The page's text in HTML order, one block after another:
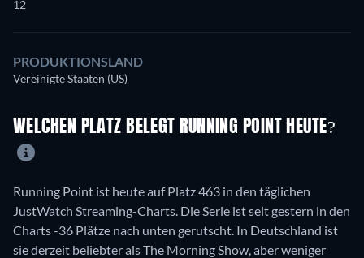
12
PRODUKTIONSLAND
Vereinigte Staaten (US)
WELCHEN PLATZ BELEGT RUNNING POINT HEUTE?
Running Point ist heute auf Platz 463 in den täglichen
JustWatch Streaming-Charts. Die Serie ist seit gestern in den
Charts -36 Plätze nach unten gerutscht. In Deutschland ist
sie derzeit beliebter als The Morning Show, aber weniger